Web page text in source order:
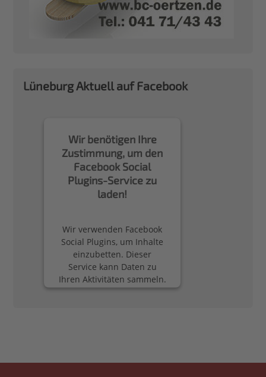
Lüneburg Aktuell auf Facebook
Wir benötigen Ihre
Zustimmung, um den
Facebook Social
Plugins-Service zu
laden!
Wir verwenden Facebook
Social Plugins, um Inhalte
einzubetten. Dieser
Service kann Daten zu
Ihren Aktivitäten sammeln.
Bitte lesen Sie die Details
Mehr Informationen